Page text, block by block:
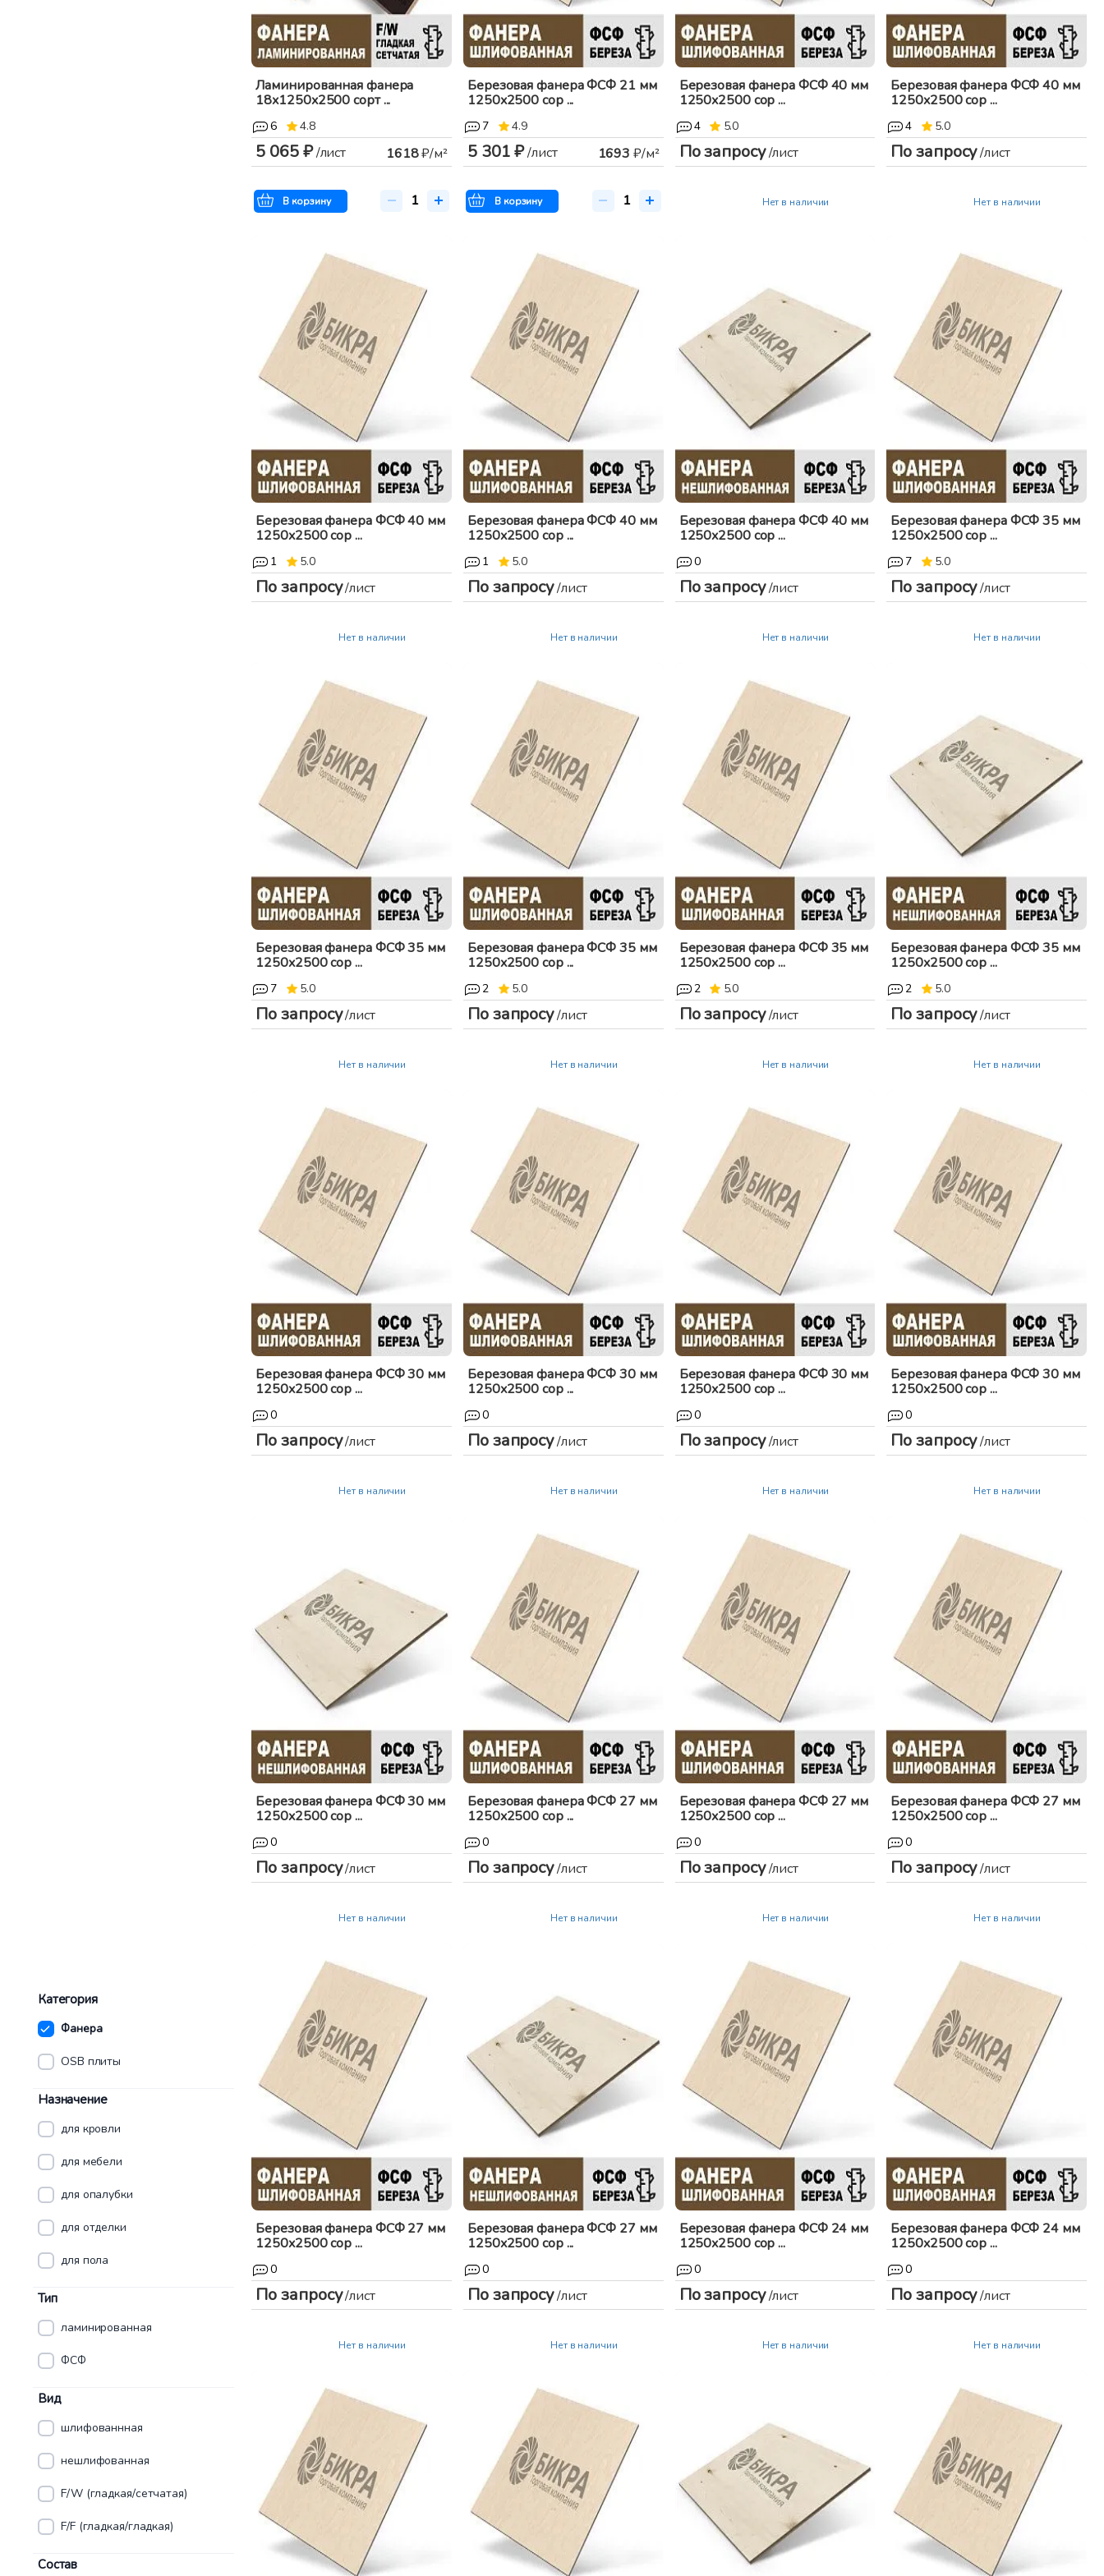
Категория
Фанера
OSB плиты
Назначение
для кровли
для мебели
для опалубки
для отделки
для пола
Тип
ламинированная
ФСФ
Вид
шлифованнная
нешлифованная
F/W (гладкая/сетчатая)
F/F (гладкая/гладкая)
Состав
Ламинированная фанера
18x1250x2500 сорт ...
6 4.8
5 065 ₽/лист 1618₽/м²
В корзину
Березовая фанера ФСФ 21 мм
1250x2500 сор ...
7 4.9
5 301 ₽/лист 1693 ₽/м²
В корзину
Березовая фанера ФСФ 40 мм
1250x2500 сор ...
4 5.0
По запросу/лист
Нет в наличии
Березовая фанера ФСФ 40 мм
1250x2500 сор ...
4 5.0
По запросу/лист
Нет в наличии
Березовая фанера ФСФ 40 мм
1250x2500 сор ...
1 5.0
По запросу/лист
Нет в наличии
Березовая фанера ФСФ 40 мм
1250x2500 сор ...
1 5.0
По запросу/лист
Нет в наличии
Березовая фанера ФСФ 40 мм
1250x2500 сор ...
0
По запросу/лист
Нет в наличии
Березовая фанера ФСФ 35 мм
1250x2500 сор ...
7 5.0
По запросу/лист
Нет в наличии
Березовая фанера ФСФ 35 мм
1250x2500 сор ...
7 5.0
По запросу/лист
Нет в наличии
Березовая фанера ФСФ 35 мм
1250x2500 сор ...
2 5.0
По запросу/лист
Нет в наличии
Березовая фанера ФСФ 35 мм
1250x2500 сор ...
2 5.0
По запросу/лист
Нет в наличии
Березовая фанера ФСФ 35 мм
1250x2500 сор ...
2 5.0
По запросу/лист
Нет в наличии
Березовая фанера ФСФ 30 мм
1250x2500 сор ...
0
По запросу/лист
Нет в наличии
Березовая фанера ФСФ 30 мм
1250x2500 сор ...
0
По запросу/лист
Нет в наличии
Березовая фанера ФСФ 30 мм
1250x2500 сор ...
0
По запросу/лист
Нет в наличии
Березовая фанера ФСФ 30 мм
1250x2500 сор ...
0
По запросу/лист
Нет в наличии
Березовая фанера ФСФ 30 мм
1250x2500 сор ...
0
По запросу/лист
Нет в наличии
Березовая фанера ФСФ 27 мм
1250x2500 сор ...
0
По запросу/лист
Нет в наличии
Березовая фанера ФСФ 27 мм
1250x2500 сор ...
0
По запросу/лист
Нет в наличии
Березовая фанера ФСФ 27 мм
1250x2500 сор ...
0
По запросу/лист
Нет в наличии
Березовая фанера ФСФ 27 мм
1250x2500 сор ...
0
По запросу/лист
Нет в наличии
Березовая фанера ФСФ 27 мм
1250x2500 сор ...
0
По запросу/лист
Нет в наличии
Березовая фанера ФСФ 24 мм
1250x2500 сор ...
0
По запросу/лист
Нет в наличии
Березовая фанера ФСФ 24 мм
1250x2500 сор ...
0
По запросу/лист
Нет в наличии